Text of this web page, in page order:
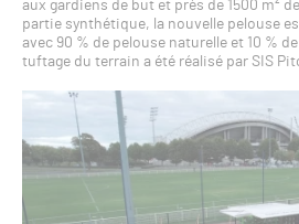
aux gardiens de but et près de 1500 m²
partie synthétique, la nouvelle pelouse
avec 90 % de pelouse naturelle et 10 %
tuftage du terrain a été réalisé par SIS